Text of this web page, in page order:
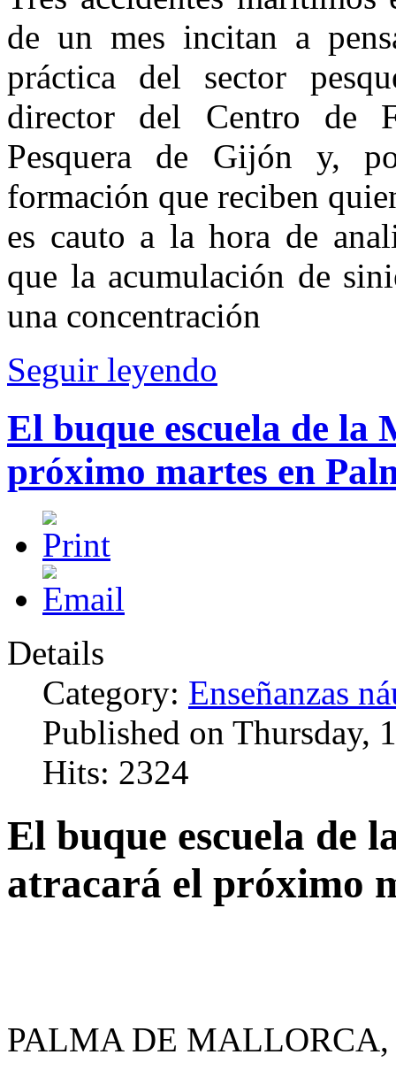
de un mes incitan a
práctica del sector
director del Centro de
Pesquera de Gijón y,
formación que reciben
es cauto a la hora de
que la acumulación de
una concentración
Seguir leyendo
El buque escuela de
próximo martes en
Details
Category: Enseñanzas
Published on Thursday,
Hits: 2324
El buque escuela de
atracará el próximo
PALMA DE MALLORCA,